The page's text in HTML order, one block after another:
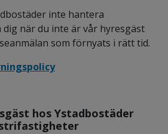
inte hantera
när du inte är vår hyresgäst
som förnyats i rätt tid.
hos Ystadbostäder